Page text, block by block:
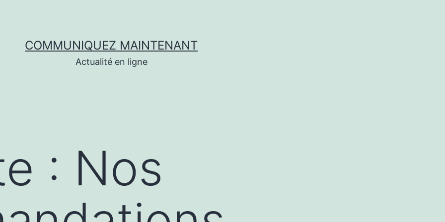
COMMUNIQUEZ MAINTENANT
Actualité en ligne
: Nos